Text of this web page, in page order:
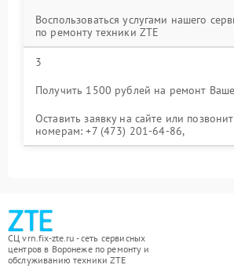
Воспользоваться услугами нашего
по ремонту техники ZTE
3
Получить 1500 рублей на ремонт
Оставить заявку на сайте или
номерам: +7 (473) 201-64-86,
СЦ vrn.fix-zte.ru - сеть сервисных
центров в Воронеже по ремонту и
обслуживанию техники ZTE